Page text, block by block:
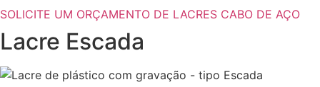
SOLICITE UM ORÇAMENTO DE LACRES CABO DE AÇO
Lacre Escada